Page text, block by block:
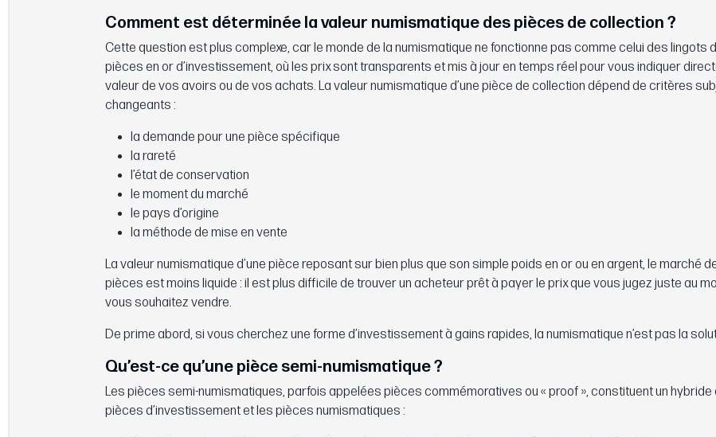
Comment est déterminée la valeur numismatique des pièces de collection ?
Cette question est plus complexe, car le monde de la numismatique ne fonctionne pas comme celui des lingots
pièces en or d’investissement, où les prix sont transparents et mis à jour en temps réel pour vous indiquer
valeur de vos avoirs ou de vos achats. La valeur numismatique d’une pièce de collection dépend de critères
changeants :
la demande pour une pièce spécifique
la rareté
l’état de conservation
le moment du marché
le pays d’origine
la méthode de mise en vente
La valeur numismatique d’une pièce reposant sur bien plus que son simple poids en or ou en argent, le marché
pièces est moins liquide : il est plus difficile de trouver un acheteur prêt à payer le prix que vous jugez juste au
vous souhaitez vendre.
De prime abord, si vous cherchez une forme d’investissement à gains rapides, la numismatique n’est pas la
Qu’est-ce qu’une pièce semi-numismatique ?
Les pièces semi-numismatiques, parfois appelées pièces commémoratives ou « proof », constituent un hybride
pièces d’investissement et les pièces numismatiques :